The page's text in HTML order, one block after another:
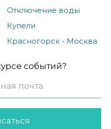
Отключение воды
Купели
Красногорск - Москва
событий?